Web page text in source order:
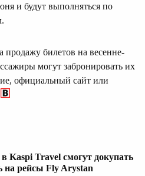
и будут выполняться по
билетов на весенне-
могут забронировать их
официальный сайт или
Kaspi Travel смогут докупать
на рейсы Fly Arystan